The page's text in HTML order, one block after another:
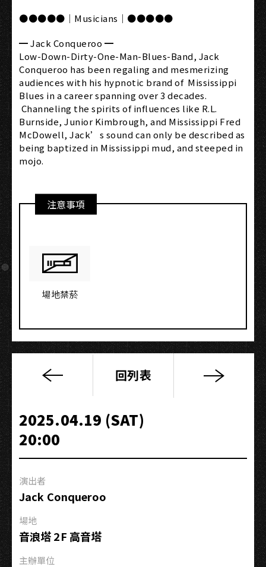
●●●●●｜Musicians｜●●●●●
━ Jack Conqueroo ━
Low-Down-Dirty-One-Man-Blues-Band, Jack
Conqueroo has been regaling and mesmerizing
audiences with his hypnotic brand of Mississippi
Blues in a career spanning over 3 decades.
Channeling the spirits of influences like R.L.
Burnside, Junior Kimbrough, and Mississippi Fred
McDowell, Jack’s sound can only be described as
being baptized in Mississippi mud, and steeped in
mojo.
注意事項
場地禁菸
愛
巴
黎
天
空
回列表
2025.04.19 (SAT)
20:00
演出者
Jack Conqueroo
場地
音浪塔 2F 高音塔
主辦單位